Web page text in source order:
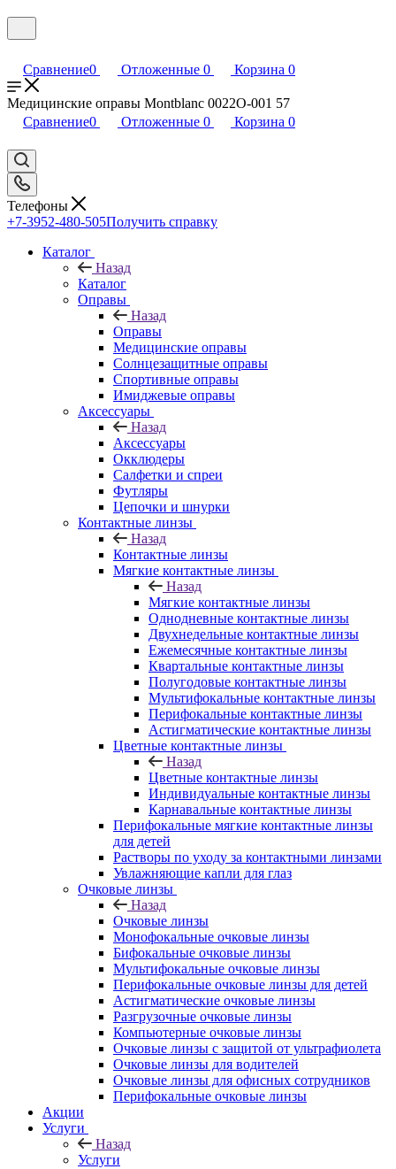
Сравнение0 Отложенные 0 Корзина 0
Медицинские оправы Montblanc 0022O-001 57
Сравнение0 Отложенные 0 Корзина 0
Телефоны
+7-3952-480-505Получить справку
Каталог
Назад
Каталог
Оправы
Назад
Оправы
Медицинские оправы
Солнцезащитные оправы
Спортивные оправы
Имиджевые оправы
Аксессуары
Назад
Аксессуары
Окклюдеры
Салфетки и спреи
Футляры
Цепочки и шнурки
Контактные линзы
Назад
Контактные линзы
Мягкие контактные линзы
Назад
Мягкие контактные линзы
Однодневные контактные линзы
Двухнедельные контактные линзы
Ежемесячные контактные линзы
Квартальные контактные линзы
Полугодовые контактные линзы
Мультифокальные контактные линзы
Перифокальные контактные линзы
Астигматические контактные линзы
Цветные контактные линзы
Назад
Цветные контактные линзы
Индивидуальные контактные линзы
Карнавальные контактные линзы
Перифокальные мягкие контактные линзы
для детей
Растворы по уходу за контактными линзами
Увлажняющие капли для глаз
Очковые линзы
Назад
Очковые линзы
Монофокальные очковые линзы
Бифокальные очковые линзы
Мультифокальные очковые линзы
Перифокальные очковые линзы для детей
Астигматические очковые линзы
Разгрузочные очковые линзы
Компьютерные очковые линзы
Очковые линзы с защитой от ультрафиолета
Очковые линзы для водителей
Очковые линзы для офисных сотрудников
Перифокальные очковые линзы
Акции
Услуги
Назад
Услуги